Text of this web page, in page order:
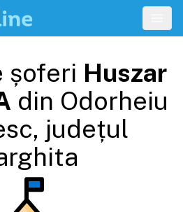
șoferi Huszar
din Odorheiu
, județul